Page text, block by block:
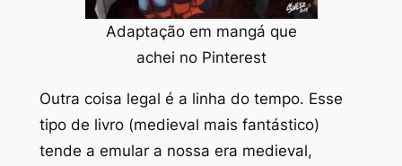
Adaptação em mangá que
achei no Pinterest
Outra coisa legal é a linha do tempo. Esse
tipo de livro (medieval mais fantástico)
tende a emular a nossa era medieval,